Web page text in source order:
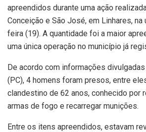
apreendidos durante uma ação
Conceição e São José, em Linhares, na
feira (19). A quantidade foi a maior
uma única operação no município já
De acordo com informações
(PC), 4 homens foram presos, entre
clandestino de 62 anos, conhecido por
armas de fogo e recarregar munições.
Entre os itens apreendidos, estavam